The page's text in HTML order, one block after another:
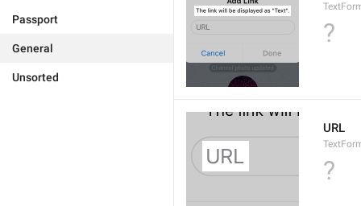
Passport
General
Unsorted
?
URL
?